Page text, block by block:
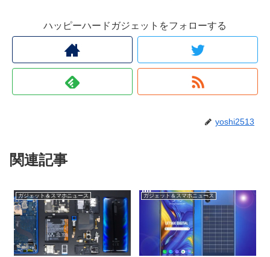
ハッピーハードガジェットをフォローする
yoshi2513
関連記事
ガジェット＆スマホニュース ガジェット＆スマホニュース